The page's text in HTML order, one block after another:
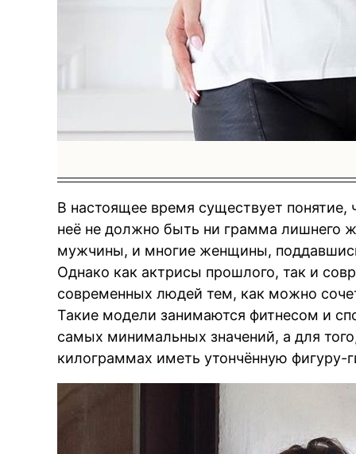
В настоящее время существует понятие,
неё не должно быть ни грамма лишнего
мужчины, и многие женщины,
Однако как актрисы прошлого, так и
современных людей тем, как можно
Такие модели занимаются фитнесом и
самых минимальных значений, а для
килограммах иметь утончённую фигуру-